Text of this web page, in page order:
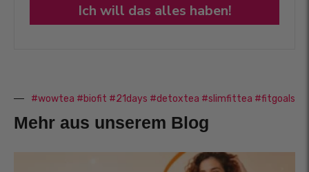
Ich will das alles haben!
#wowtea #biofit #21days #detoxtea #slimfittea #fitgoals
Mehr aus unserem Blog